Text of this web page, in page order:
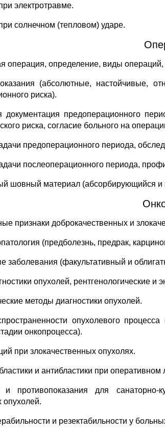
электротравме.
солнечном (тепловом) ударе.
операция, определение, виды
(абсолютные, настойчивые,
риска).
документация предоперационного
риска, согласие больного на
предоперационного периода,
послеоперационного периода,
шовный материал (абсорбирующийся и
признаки доброкачественных и
(предболезнь, предрак,
заболевания (факультативный и
опухолей, рентгенологические и
методы диагностики опухолей.
опухолевого
онкопроцесса).
при злокачественных опухолях.
и антибластики при
и противопоказания для
опухолей.
и резектабильности у